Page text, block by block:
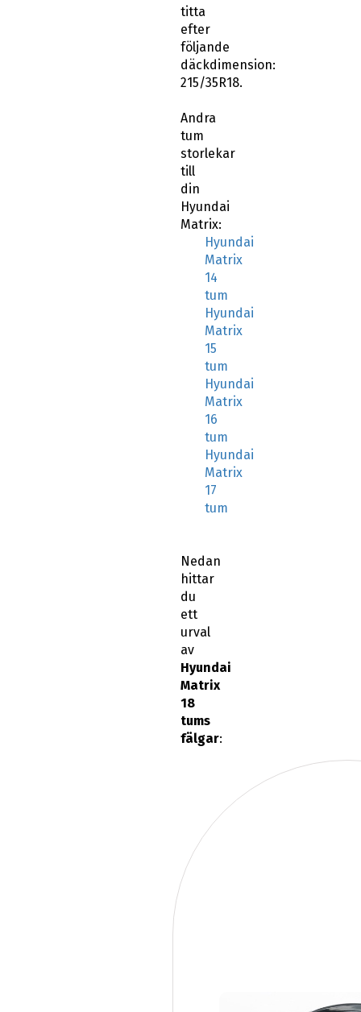
titta
efter
följande
däckdimension:
215/35R18.
Andra
tum
storlekar
till
din
Hyundai
Matrix:
Hyundai
Matrix
14
tum
Hyundai
Matrix
15
tum
Hyundai
Matrix
16
tum
Hyundai
Matrix
17
tum
Nedan
hittar
du
ett
urval
av
Hyundai
Matrix
18
tums
fälgar: